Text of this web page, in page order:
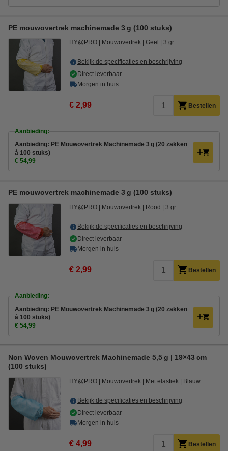
PE mouwovertrek machinemade 3 g (100 stuks)
HY@PRO Mouwovertrek Geel 3 gr
Bekijk de specificaties en beschrijving
Direct leverbaar
Morgen in huis
€ 2,99 Bestellen
Aanbieding:
Aanbieding: PE Mouwovertrek Machinemade 3 g (20 zakken
à 100 stuks)
€ 54,99
PE mouwovertrek machinemade 3 g (100 stuks)
HY@PRO Mouwovertrek Rood 3 gr
Bekijk de specificaties en beschrijving
Direct leverbaar
Morgen in huis
€ 2,99 Bestellen
Aanbieding:
Aanbieding: PE Mouwovertrek Machinemade 3 g (20 zakken
à 100 stuks)
€ 54,99
Non Woven Mouwovertrek Machinemade 5,5 g | 19×43 cm
(100 stuks)
HY@PRO Mouwovertrek Met elastiek Blauw
Bekijk de specificaties en beschrijving
Direct leverbaar
Morgen in huis
€ 4,99 Bestellen